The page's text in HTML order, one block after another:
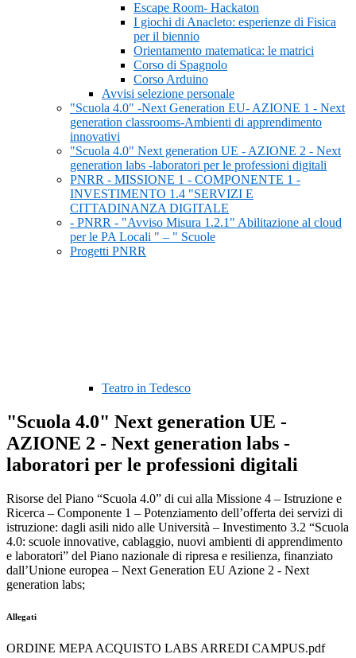
Escape Room- Hackaton
I giochi di Anacleto: esperienze di Fisica
per il biennio
Orientamento matematica: le matrici
Corso di Spagnolo
Corso Arduino
Avvisi selezione personale
"Scuola 4.0" -Next Generation EU- AZIONE 1 - Next
generation classrooms-Ambienti di apprendimento
innovativi
"Scuola 4.0" Next generation UE - AZIONE 2 - Next
generation labs -laboratori per le professioni digitali
PNRR - MISSIONE 1 - COMPONENTE 1 -
INVESTIMENTO 1.4 "SERVIZI E
CITTADINANZA DIGITALE
- PNRR - "Avviso Misura 1.2.1" Abilitazione al cloud
per le PA Locali " – " Scuole
Progetti PNRR
Teatro in Tedesco
"Scuola 4.0" Next generation UE -
AZIONE 2 - Next generation labs -
laboratori per le professioni digitali
Risorse del Piano “Scuola 4.0” di cui alla Missione 4 – Istruzione e
Ricerca – Componente 1 – Potenziamento dell’offerta dei servizi di
istruzione: dagli asili nido alle Università – Investimento 3.2 “Scuola
4.0: scuole innovative, cablaggio, nuovi ambienti di apprendimento
e laboratori” del Piano nazionale di ripresa e resilienza, finanziato
dall’Unione europea – Next Generation EU Azione 2 - Next
generation labs;
Allegati
ORDINE MEPA ACQUISTO LABS ARREDI CAMPUS.pdf